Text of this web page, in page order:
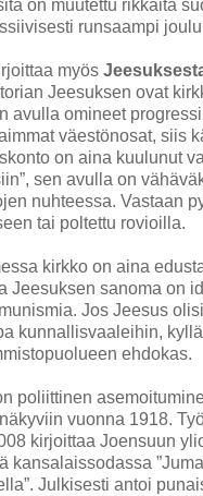
on muutettu rikkaita
runsaampi
myös
Jeesuksen ovat
avulla omineet
väestönosat, siis
on aina kuulunut
sen avulla on
nuhteessa. Vastaan
tai poltettu rovioilla.
kirkko on aina
Jeesuksen sanoma on
Jos Jeesus
kunnallisvaaleihin,
ehdokas.
poliittinen
vuonna 1918.
kirjoittaa Joensuun
kansalaissodassa
Julkisesti antoi